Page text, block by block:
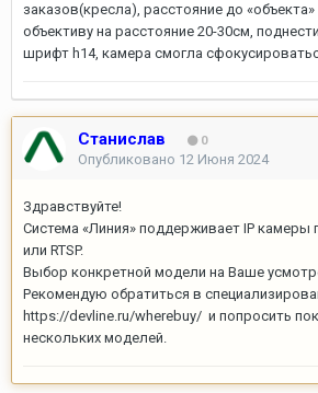
заказов(кресла), расстояние до
объективу на расстояние 20-30см,
шрифт h14, камера смогла
Станислав 0
Опубликовано 12 Июня 2024
Здравствуйте!
Система «Линия» поддерживает IP камеры
или RTSP.
Выбор конкретной модели на Ваше
Рекомендую обратиться в
https://devline.ru/wherebuy/ и попросить
нескольких моделей.